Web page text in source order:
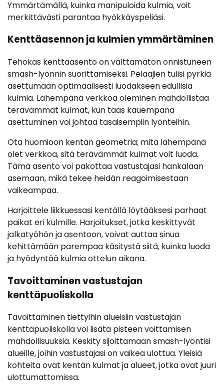
Ymmärtämällä, kuinka manipuloida kulmia, voit
merkittävästi parantaa hyökkäyspeliäsi.
Kenttäasennon ja kulmien ymmärtäminen
Tehokas kenttäasento on välttämätön onnistuneen
smash-lyönnin suorittamiseksi. Pelaajien tulisi pyrkiä
asettumaan optimaalisesti luodakseen edullisia
kulmia. Lähempänä verkkoa oleminen mahdollistaa
terävämmät kulmat, kun taas kauempana
asettuminen voi johtaa tasaisempiin lyönteihin.
Ota huomioon kentän geometria; mitä lähempänä
olet verkkoa, sitä terävämmät kulmat voit luoda.
Tämä asento voi pakottaa vastustajasi hankalaan
asemaan, mikä tekee heidän reagoimisestaan
vaikeampaa.
Harjoittele liikkuessasi kentällä löytääksesi parhaat
paikat eri kulmille. Harjoitukset, jotka keskittyvät
jalkatyöhön ja asentoon, voivat auttaa sinua
kehittämään parempaa käsitystä siitä, kuinka luoda
ja hyödyntää kulmia ottelun aikana.
Tavoittaminen vastustajan
kenttäpuoliskolla
Tavoittaminen tiettyihin alueisiin vastustajan
kenttäpuoliskolla voi lisätä pisteen voittamisen
mahdollisuuksia. Keskity sijoittamaan smash-lyöntisi
alueille, joihin vastustajasi on vaikea ulottua. Yleisiä
kohteita ovat kentän kulmat ja alueet, jotka ovat juuri
ulottumattomissa.